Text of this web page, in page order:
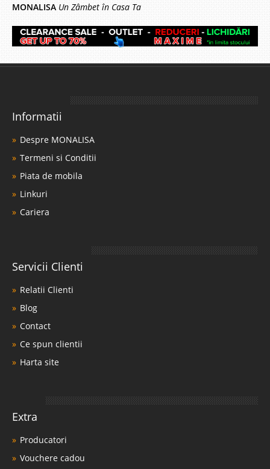
MONALISA Un Zâmbet în Casa Ta
Informatii
Despre MONALISA
Termeni si Conditii
Piata de mobila
Linkuri
Cariera
Servicii Clienti
Relatii Clienti
Blog
Contact
Ce spun clientii
Harta site
Extra
Producatori
Vouchere cadou